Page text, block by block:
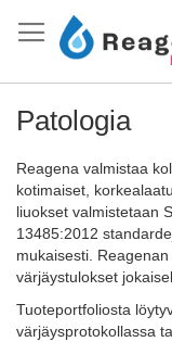
to
Content
Patologia
Reagena valmistaa
kotimaiset,
liuokset valmistetaan
13485:2012
mukaisesti.
värjäystulokset
Tuoteportfoliosta
värjäysprotokollassa